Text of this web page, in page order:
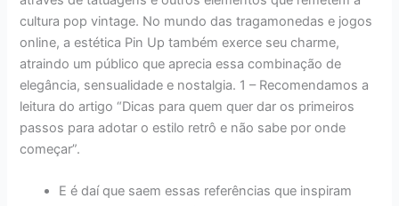
cultura pop vintage. No mundo das tragamonedas e jogos
online, a estética Pin Up também exerce seu charme,
atraindo um público que aprecia essa combinação de
elegância, sensualidade e nostalgia. 1 – Recomendamos a
leitura do artigo “Dicas para quem quer dar os primeiros
passos para adotar o estilo retrô e não sabe por onde
começar”.
E é daí que saem essas referências que inspiram